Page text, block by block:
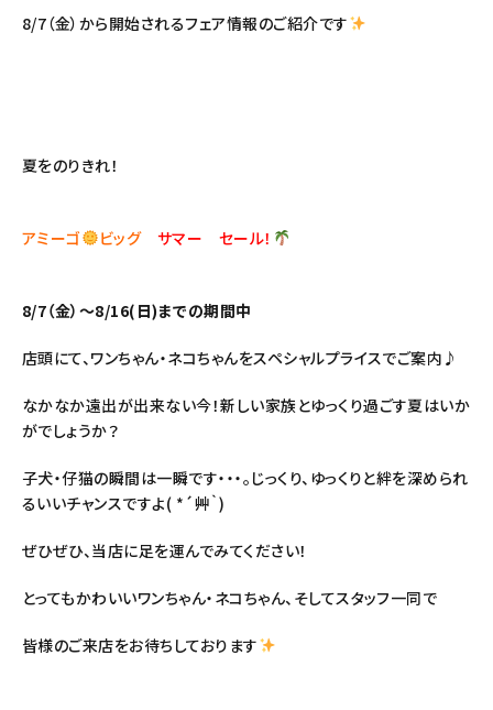
8/7（金）から開始されるフェア情報のご紹介です
夏をのりきれ！
アミーゴ ビッグ サマー セール！
8/7（金）～8/16(日)までの期間中
店頭にて、ワンちゃん・ネコちゃんをスペシャルプライスでご案内♪
なかなか遠出が出来ない今！新しい家族とゆっくり過ごす夏はいか
がでしょうか？
子犬・仔猫の瞬間は一瞬です・・・。じっくり、ゆっくりと絆を深められ
るいいチャンスですよ( *´艸｀)
ぜひぜひ、当店に足を運んでみてください！
とってもかわいいワンちゃん・ネコちゃん、そしてスタッフ一同で
皆様のご来店をお待ちしております